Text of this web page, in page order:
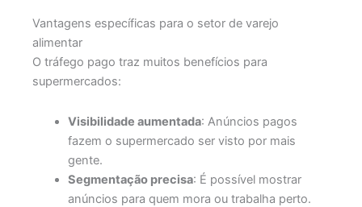
Vantagens específicas para o setor de varejo
alimentar
O tráfego pago traz muitos benefícios para
supermercados:
Visibilidade aumentada: Anúncios pagos
fazem o supermercado ser visto por mais
gente.
Segmentação precisa: É possível mostrar
anúncios para quem mora ou trabalha perto.